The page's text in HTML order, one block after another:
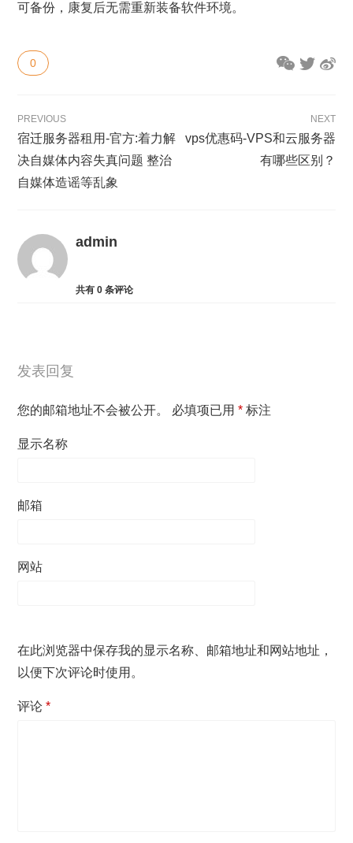
可备份，康复后无需重新装备软件环境。
0
PREVIOUS
宿迁服务器租用-官方:着力解
决自媒体内容失真问题 整治
自媒体造谣等乱象
NEXT
vps优惠码-VPS和云服务器
有哪些区别？
admin
共有0 条评论
发表回复
您的邮箱地址不会被公开。 必填项已用* 标注
显示名称
邮箱
网站
在此浏览器中保存我的显示名称、邮箱地址和网站地址，
以便下次评论时使用。
评论*